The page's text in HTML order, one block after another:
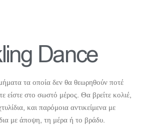
Dance
τα οποία δεν θα θεωρηθούν ποτέ
είστε στο σωστό μέρος. Θα βρείτε κολιέ,
και παρόμοια αντικείμενα με
με άποψη, τη μέρα ή το βράδυ.